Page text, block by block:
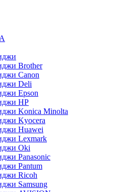
Brother
Canon
Deli
Epson
HP
Konica Minolta
Kyocera
Huawei
Lexmark
Oki
Panasonic
Pantum
Ricoh
Samsung